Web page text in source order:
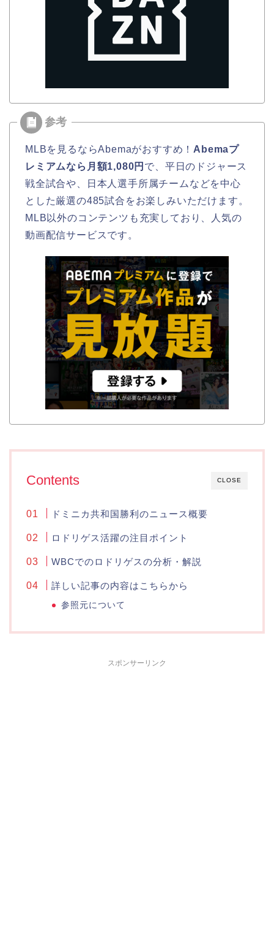
MLBを見るならAbemaがおすすめ！ Abemaプ
レミアムなら月額1,080円 で、平日のドジャース
戦全試合や、日本人選手所属チームなどを中心
とした厳選の485試合をお楽しみいただけます。
MLB以外のコンテンツも充実しており、人気の
動画配信サービスです。
CLOSE
Contents
ドミニカ共和国勝利のニュース概要
ロドリゲス活躍の注目ポイント
WBCでのロドリゲスの分析・解説
詳しい記事の内容はこちらから
参照元について
スポンサーリンク